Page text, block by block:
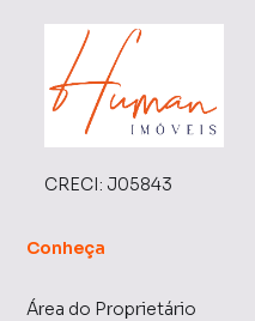
CRECI: J05843
Conheça
Área do Proprietário